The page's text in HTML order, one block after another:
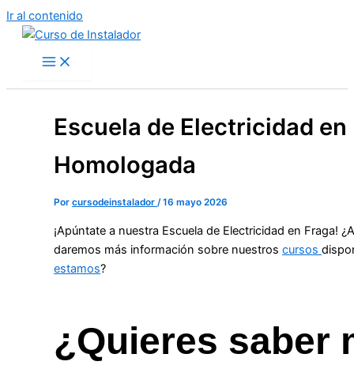
Ir al contenido
Escuela de Electricidad en
Homologada
Por cursodeinstalador /16 mayo 2026
¡Apúntate a nuestra Escuela de Electricidad en Fraga!
daremos más información sobre nuestros cursos
estamos?
¿Quieres saber